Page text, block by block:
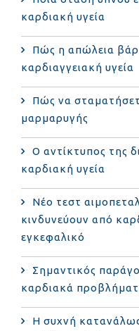
καρδιακή υγεία
Πώς η απώλεια
καρδιαγγειακή υγεία
Πώς να
μαρμαρυγής
Ο αντίκτυπος της
καρδιακή υγεία
Νέο τεστ
κινδυνεύουν από
εγκεφαλικό
Σημαντικός
καρδιακά
Η συχνή